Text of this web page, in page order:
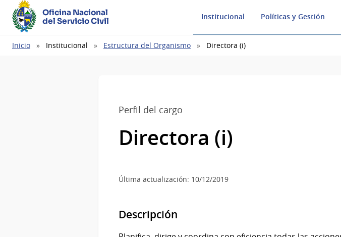
Oficina Nacional
del Servicio Civil
Institucional Políticas y Gestión
Ruta
Inicio Institucional Estructura del Organismo Directora (i)
Perfil del cargo
Directora (i)
Última actualización: 10/12/2019
Descripción